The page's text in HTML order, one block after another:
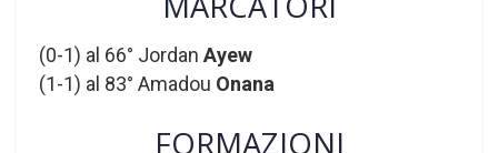
(0-1) al 66° Jordan Ayew
(1-1) al 83° Amadou Onana
FORMAZIONI